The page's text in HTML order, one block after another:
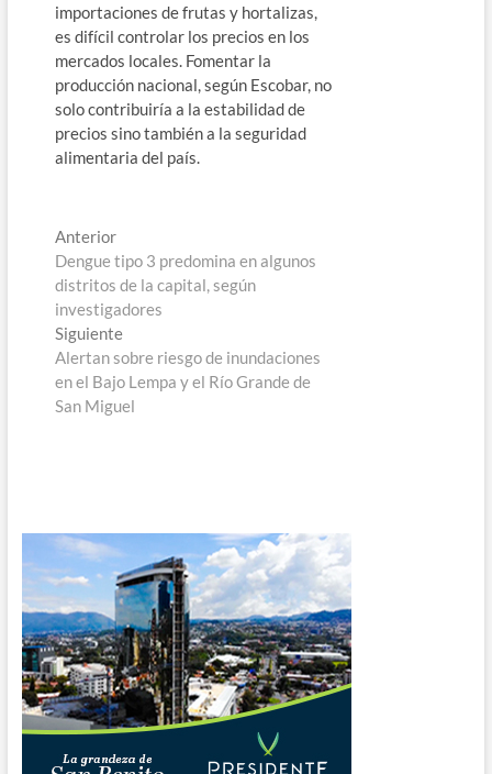
importaciones de frutas y hortalizas,
es difícil controlar los precios en los
mercados locales. Fomentar la
producción nacional, según Escobar, no
solo contribuiría a la estabilidad de
precios sino también a la seguridad
alimentaria del país.
Navegación
de
entradas
AnteriorEntrada
anterior:
Dengue tipo 3 predomina en algunos
distritos de la capital, según
investigadores
SiguienteEntrada
siguiente:
Alertan sobre riesgo de inundaciones
en el Bajo Lempa y el Río Grande de
San Miguel